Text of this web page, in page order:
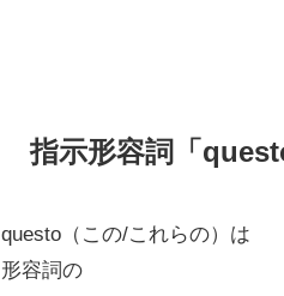
指示形容詞「
questo（この/これらの）は
形容詞の